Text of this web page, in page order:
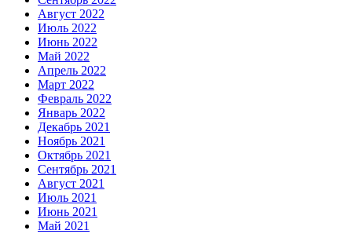
Август 2022
Июль 2022
Июнь 2022
Май 2022
Апрель 2022
Март 2022
Февраль 2022
Январь 2022
Декабрь 2021
Ноябрь 2021
Октябрь 2021
Сентябрь 2021
Август 2021
Июль 2021
Июнь 2021
Май 2021